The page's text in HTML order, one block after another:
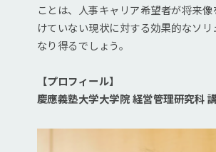
ことは、人事キャリア希望者が将来
けていない現状に対する効果的なソ
なり得るでしょう。
【プロフィール】
慶應義塾大学大学院 経営管理研究科